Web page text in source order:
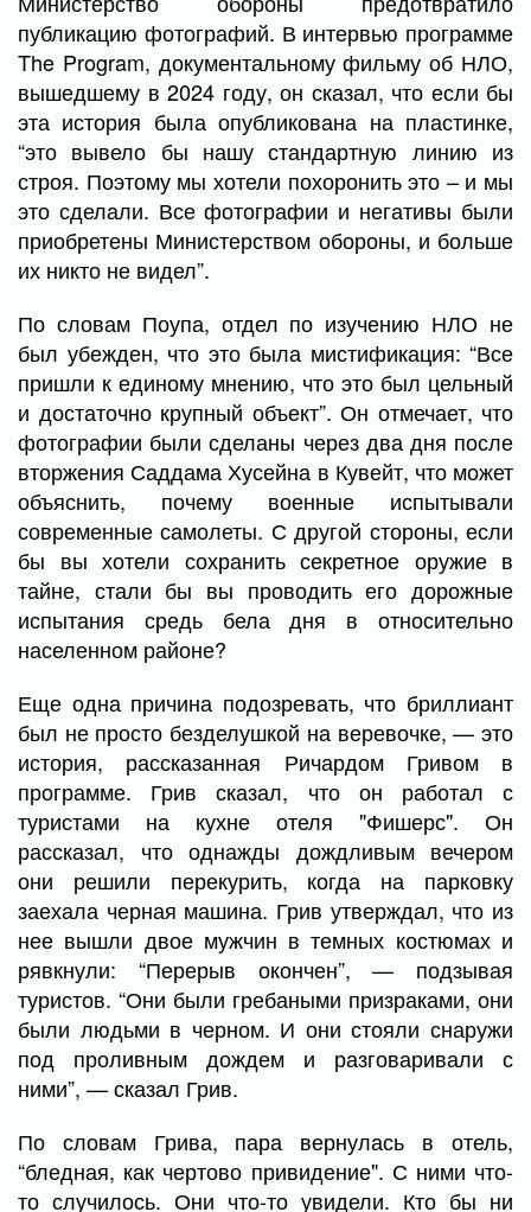
публикацию фотографий. В интервью программе
The Program, документальному фильму об НЛО,
вышедшему в 2024 году, он сказал, что если бы
эта история была опубликована на пластинке,
“это вывело бы нашу стандартную линию из
строя. Поэтому мы хотели похоронить это – и мы
это сделали. Все фотографии и негативы были
приобретены Министерством обороны, и больше
их никто не видел”.
По словам Поупа, отдел по изучению НЛО не
был убежден, что это была мистификация: “Все
пришли к единому мнению, что это был цельный
и достаточно крупный объект”. Он отмечает, что
фотографии были сделаны через два дня после
вторжения Саддама Хусейна в Кувейт, что может
объяснить, почему военные испытывали
современные самолеты. С другой стороны, если
бы вы хотели сохранить секретное оружие в
тайне, стали бы вы проводить его дорожные
испытания средь бела дня в относительно
населенном районе?
Еще одна причина подозревать, что бриллиант
был не просто безделушкой на веревочке, — это
история, рассказанная Ричардом Гривом в
программе. Грив сказал, что он работал с
туристами на кухне отеля "Фишерс". Он
рассказал, что однажды дождливым вечером
они решили перекурить, когда на парковку
заехала черная машина. Грив утверждал, что из
нее вышли двое мужчин в темных костюмах и
рявкнули: “Перерыв окончен”, — подзывая
туристов. “Они были гребаными призраками, они
были людьми в черном. И они стояли снаружи
под проливным дождем и разговаривали с
ними”, — сказал Грив.
По словам Грива, пара вернулась в отель,
“бледная, как чертово привидение". С ними что-
то случилось. Они что-то увидели. Кто бы ни